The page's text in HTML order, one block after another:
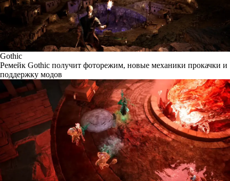
Gothic
Ремейк Gothic получит фоторежим, новые механики прокачки и
поддержку модов